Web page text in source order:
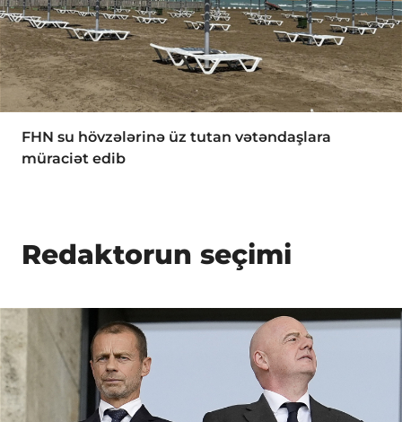
FHN su hövzələrinə üz tutan vətəndaşlara
müraciət edib
Redaktorun seçimi